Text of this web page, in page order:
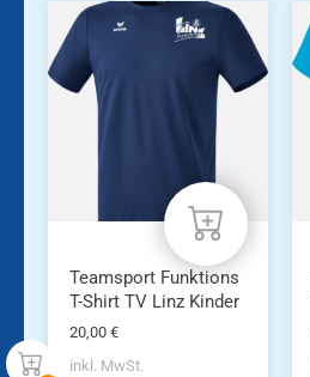
Dieses
Produkt
weist
mehrere
Varianten
Produktseite
gewählt
werden
Teamsport Funktions
T-Shirt TV Linz Kinder
20,00 €
inkl. MwSt.